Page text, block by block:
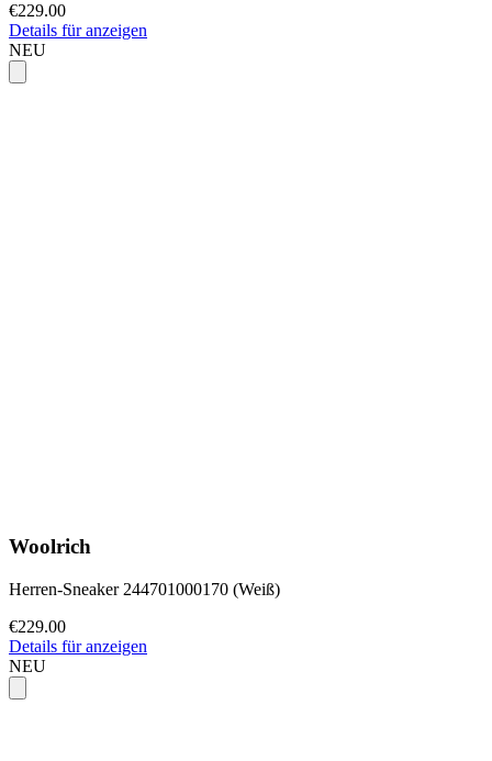
€229.00
Details für anzeigen
NEU
Woolrich
Herren-Sneaker 244701000170 (Weiß)
€229.00
Details für anzeigen
NEU